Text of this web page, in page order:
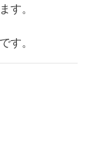
す。
す。